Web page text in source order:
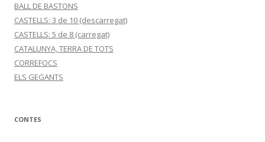
BALL DE BASTONS
CASTELLS: 3 de 10 (descarregat)
CASTELLS: 5 de 8 (carregat)
CATALUNYA, TERRA DE TOTS
CORREFOCS
ELS GEGANTS
CONTES